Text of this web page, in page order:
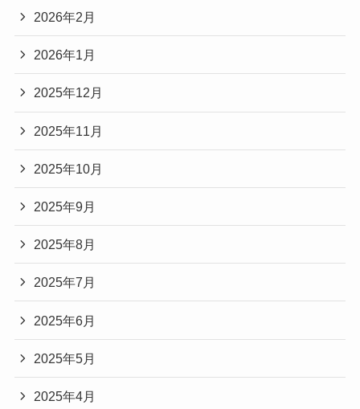
2026年2月
2026年1月
2025年12月
2025年11月
2025年10月
2025年9月
2025年8月
2025年7月
2025年6月
2025年5月
2025年4月